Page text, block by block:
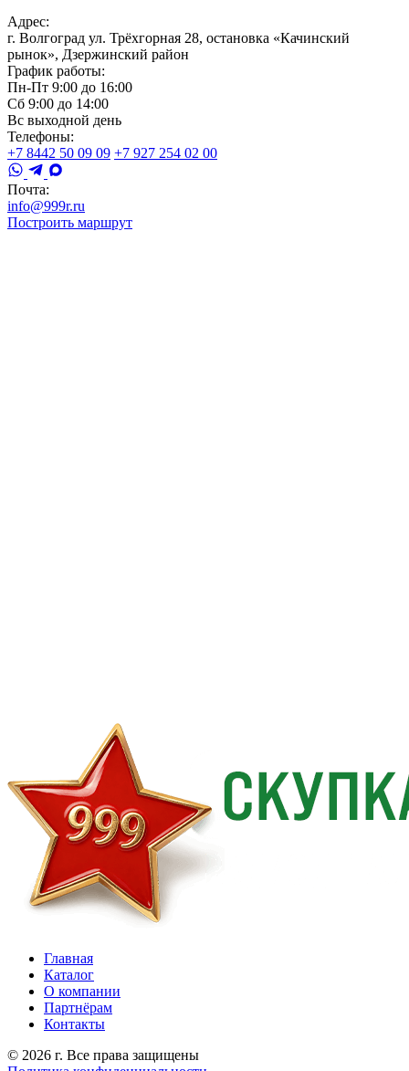
Адрес:
г. Волгоград ул. Трёхгорная 28, остановка «Качинский
рынок», Дзержинский район
График работы:
Пн-Пт 9:00 до 16:00
Сб 9:00 до 14:00
Вс выходной день
Телефоны:
+7 8442 50 09 09 +7 927 254 02 00
Почта:
info@999r.ru
Построить маршрут
Главная
Каталог
О компании
Партнёрам
Контакты
© 2026 г. Все права защищены